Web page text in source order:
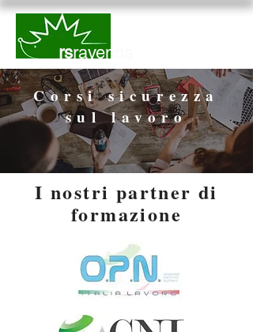
rsravenna
Corsi sicurezza
sul lavoro
I nostri partner di
formazione